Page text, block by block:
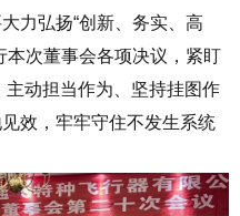
力弘扬“创新、务实、高
本次董事会各项决议，紧盯
动担当作为、坚持挂图作
效，牢牢守住不发生系统